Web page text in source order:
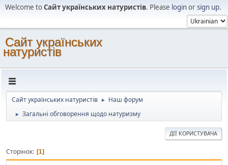
Welcome toСайт українських натуристів. Please loginorsign up.
Сайт українських
натуристів
Сайт українських натуристів ► Наш форум
► Загальні обговорення щодо натуризму
ДІЇ КОРИСТУВАЧА
Сторінок 1